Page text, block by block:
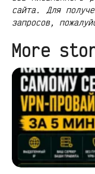
сайта. Для
запросов,
More